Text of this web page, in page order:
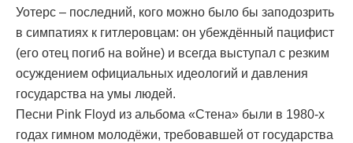
Уотерс – последний, кого можно было бы заподозрить
в симпатиях к гитлеровцам: он убеждённый пацифист
(его отец погиб на войне) и всегда выступал с резким
осуждением официальных идеологий и давления
государства на умы людей.
Песни Pink Floyd из альбома «Стена» были в 1980-х
годах гимном молодёжи, требовавшей от государства